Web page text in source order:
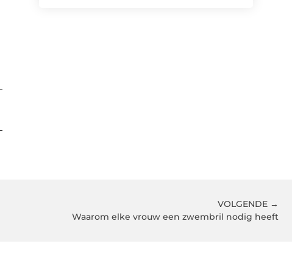
VOLGENDE →
Waarom elke vrouw een zwembril nodig heeft